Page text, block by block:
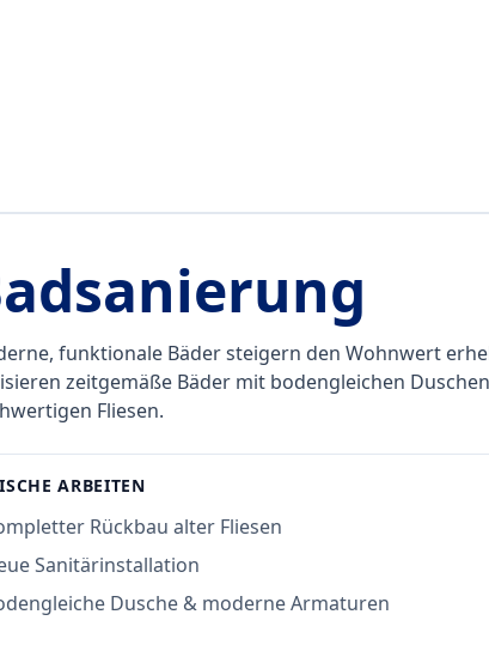
funktionale Bäder steigern den Wohnwert
zeitgemäße Bäder mit bodengleichen
Fliesen.
ARBEITEN
Rückbau alter Fliesen
Sanitärinstallation
Dusche & moderne Armaturen